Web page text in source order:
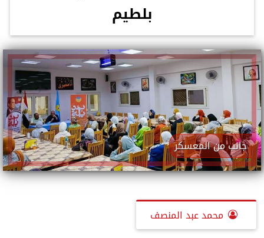
بلطيم
جانب من المعسكر
محمد عبد المنصف